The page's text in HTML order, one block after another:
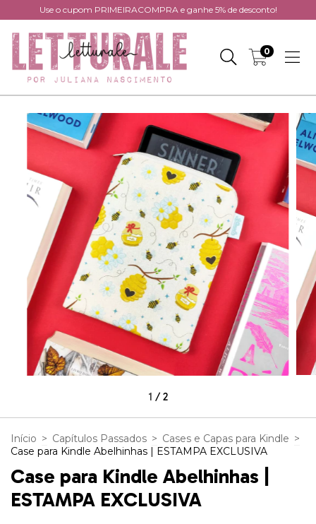
Use o cupom PRIMEIRACOMPRA e ganhe 5% de desconto!
0
1 / 2
Início > Capítulos Passados > Cases e Capas para Kindle >
Case para Kindle Abelhinhas | ESTAMPA EXCLUSIVA
Case para Kindle Abelhinhas |
ESTAMPA EXCLUSIVA